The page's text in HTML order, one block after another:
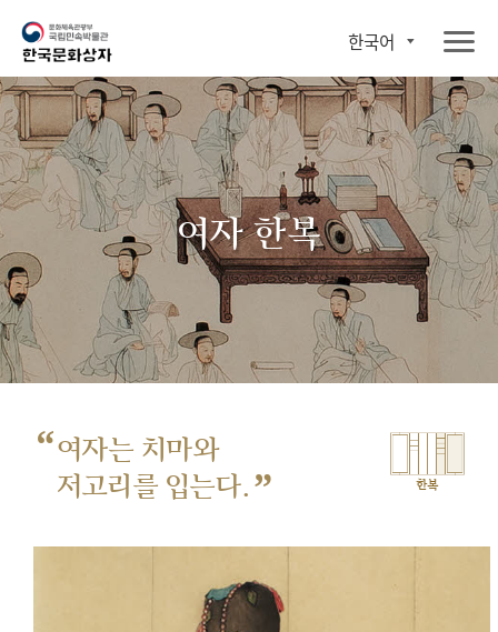
한국어
여자 한복
“여자는 치마와
저고리를 입는다. ” 한복